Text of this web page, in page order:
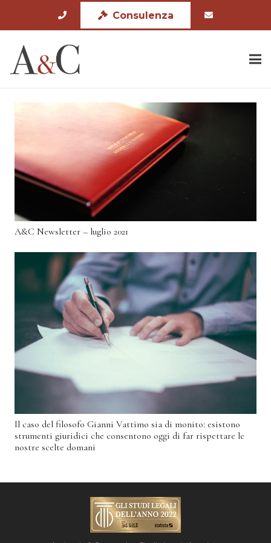
Consulenza
A&C Newsletter – luglio 2021
Il caso del filosofo Gianni Vattimo sia di monito: esistono
strumenti giuridici che consentono oggi di far rispettare le
nostre scelte domani